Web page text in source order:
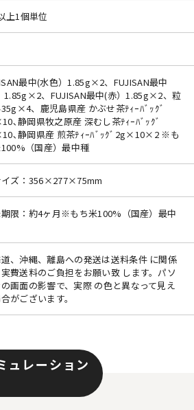
上1個単位
最中(水色）1.85g×2、FUJISAN最中
1.85g×2、FUJISAN最中(赤）1.85g×2、粒
、鹿児島県産 かぶせ茶ﾃｨｰﾊﾞｯｸﾞ
､静岡県牧之原産 深むし茶ﾃｨｰﾊﾞｯｸﾞ
､静岡県産 煎茶ﾃｨｰﾊﾞｯｸﾞ2g×10×2 ※も
（国産）最中種
ズ：356×277×75mm
限：約4ヶ月※もち米100%（国産）最中
、沖縄、離島への発送は送料条件 に関係
費送料のご負担をお願い致 します。パソ
画面の影響で、実際 の色と異なって見え
がございます。
ュレーション